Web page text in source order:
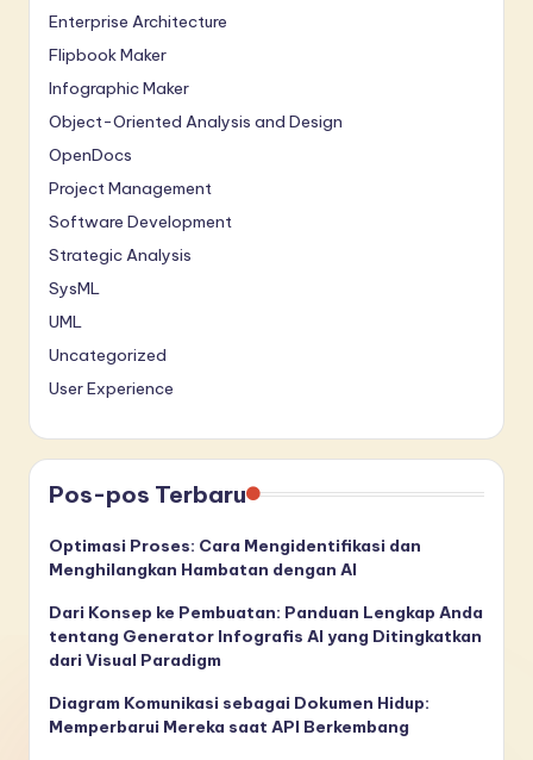
Enterprise Architecture
Flipbook Maker
Infographic Maker
Object-Oriented Analysis and Design
OpenDocs
Project Management
Software Development
Strategic Analysis
SysML
UML
Uncategorized
User Experience
Pos-pos Terbaru
Optimasi Proses: Cara Mengidentifikasi dan
Menghilangkan Hambatan dengan AI
Dari Konsep ke Pembuatan: Panduan Lengkap Anda
tentang Generator Infografis AI yang Ditingkatkan
dari Visual Paradigm
Diagram Komunikasi sebagai Dokumen Hidup:
Memperbarui Mereka saat API Berkembang